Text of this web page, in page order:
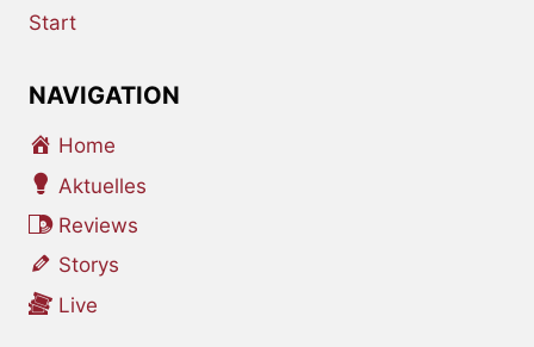
Start
NAVIGATION
Home
Aktuelles
Reviews
Storys
Live